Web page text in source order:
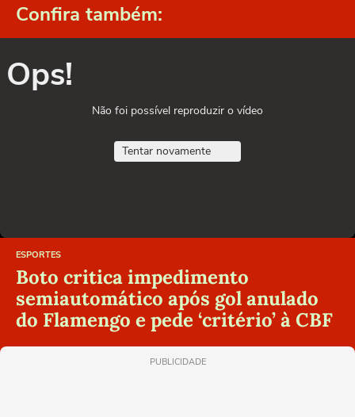
Confira também:
Ops!
Não foi possível reproduzir o vídeo
Tentar novamente
ESPORTES
Boto critica impedimento
semiautomático após gol anulado
do Flamengo e pede ‘critério’ à CBF
PUBLICIDADE